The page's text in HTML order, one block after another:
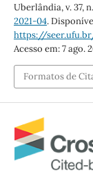
Uberlândia, v. 37,
2021-04.
https://
Acesso em: 7 ago.
Formatos de